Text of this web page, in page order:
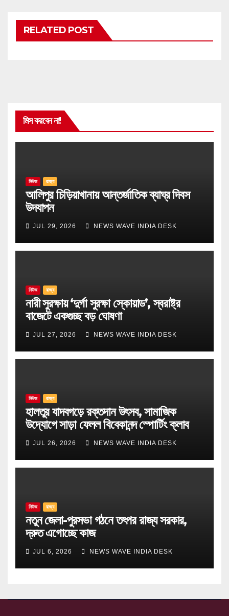
RELATED POST
মিস করবেন না!
নিউজ রাজ্য
আলিপুর চিড়িয়াখানায় আন্তর্জাতিক ব্যাঘ্র দিবস
উদযাপন
JUL 29, 2026 NEWS WAVE INDIA DESK
নিউজ রাজ্য
নারী সুরক্ষায় ‘দুর্গা সুরক্ষা স্কোয়াড’, স্বরাষ্ট্র
বাজেটে একগুচ্ছ বড় ঘোষণা
JUL 27, 2026 NEWS WAVE INDIA DESK
নিউজ রাজ্য
হালতুর যাদবগড়ে রক্তদান উৎসব, সামাজিক
উদ্যোগে সাড়া ফেলল বিবেকানন্দ স্পোর্টিং ক্লাব
JUL 26, 2026 NEWS WAVE INDIA DESK
নিউজ রাজ্য
নতুন জেলা-পুরসভা গঠনে তৎপর রাজ্য সরকার,
দ্রুত এগোচ্ছে কাজ
JUL 6, 2026 NEWS WAVE INDIA DESK